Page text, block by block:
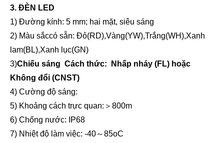
Đường năng lượng mặt trời
3. ĐÈN LED
1) Đường kính: 5 mm; hai mặt, siêu sáng
2) Màu sắccó sẵn: Đỏ(RD),Vàng(YW),Trắng(WH),Xanh
lam(BL),Xanh lục(GN)
3)Chiếu sáng Cách thức:
Nhấp nháy (FL) hoặc
Không đổi (CNST)
4) Cường độ sáng:
5) Khoảng cách trực quan: ＞ 800m
6) Chống nước: IP68
7) Nhiệt độ làm việc: -40～85oC